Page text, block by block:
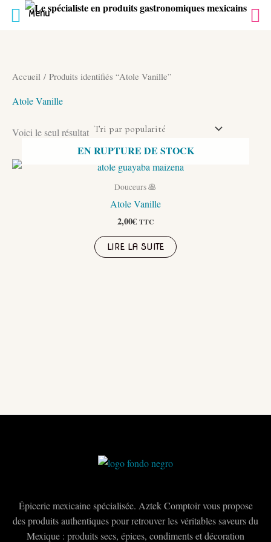
Accueil / Produits identifiés “Atole Vanille”
Atole Vanille
Voici le seul résultat
EN RUPTURE DE STOCK
Douceurs 🥞
Atole Vanille
2,00€ TTC
LIRE LA SUITE
Épicerie mexicaine spécialisée. Aztek Comptoir vous propose
des produits authentiques pour retrouver les véritables saveurs du
Mexique : produits secs, épices, condiments et décoration
Menu